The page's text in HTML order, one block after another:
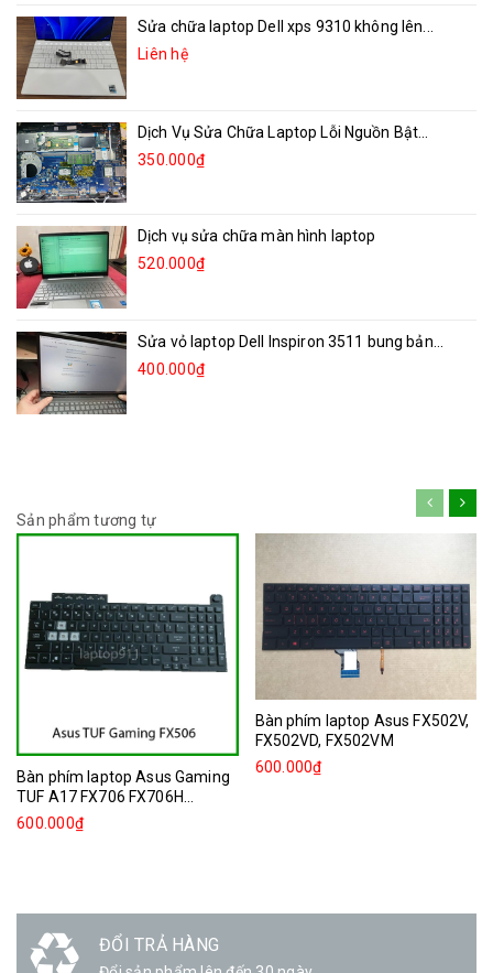
Sửa chữa laptop Dell xps 9310 không lên...
Liên hệ
Dịch Vụ Sửa Chữa Laptop Lỗi Nguồn Bật...
350.000₫
Dịch vụ sửa chữa màn hình laptop
520.000₫
Sửa vỏ laptop Dell Inspiron 3511 bung bản...
400.000₫
Sản phẩm tương tự
Bàn phím laptop Asus Gaming
TUF A17 FX706 FX706H...
600.000₫
Bàn phím laptop Asus FX502V,
FX502VD, FX502VM
600.000₫
ĐỔI TRẢ HÀNG